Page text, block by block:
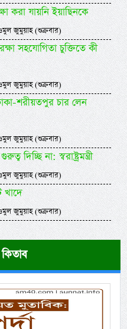
করা যায়নি ইয়াছিনকে
জুমুয়াহ (শুক্রবার)
সহযোগিতা চুক্তিতে কী
জুমুয়াহ (শুক্রবার)
শরীয়তপুর চার লেন
জুমুয়াহ (শুক্রবার)
দিচ্ছি না: স্বরাষ্ট্রমন্ত্রী
জুমুয়াহ (শুক্রবার)
খাদে
জুমুয়াহ (শুক্রবার)